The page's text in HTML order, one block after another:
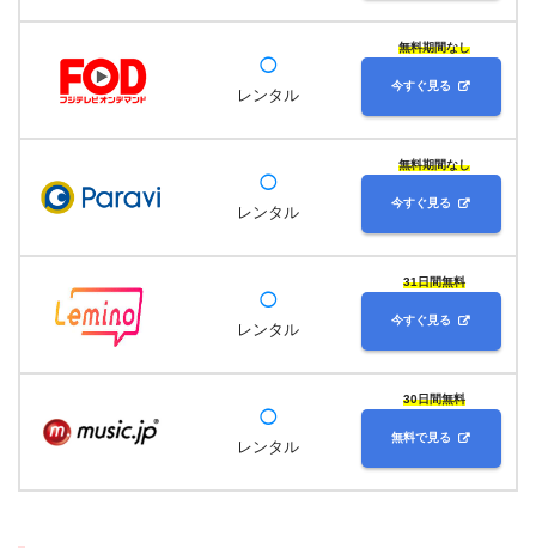
◯
レンタル
無料期間なし
今すぐ見る
◯
レンタル
無料期間なし
今すぐ見る
◯
レンタル
31日間無料
今すぐ見る
◯
レンタル
30日間無料
無料で見る